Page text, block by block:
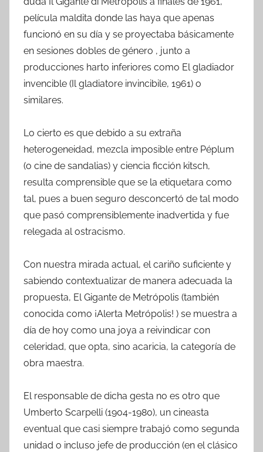
película maldita donde las haya que apenas
funcionó en su día y se proyectaba básicamente
en sesiones dobles de género , junto a
producciones harto inferiores como El gladiador
invencible (Il gladiatore invincibile, 1961) o
similares.
Lo cierto es que debido a su extraña
heterogeneidad, mezcla imposible entre Péplum
(o cine de sandalias) y ciencia ficción kitsch,
resulta comprensible que se la etiquetara como
tal, pues a buen seguro desconcertó de tal modo
que pasó comprensiblemente inadvertida y fue
relegada al ostracismo.
Con nuestra mirada actual, el cariño suficiente y
sabiendo contextualizar de manera adecuada la
propuesta, El Gigante de Metrópolis (también
conocida como ¡Alerta Metrópolis! ) se muestra a
día de hoy como una joya a reivindicar con
celeridad, que opta, sino acaricia, la categoría de
obra maestra.
El responsable de dicha gesta no es otro que
Umberto Scarpelli (1904-1980), un cineasta
eventual que casi siempre trabajó como segunda
unidad o incluso jefe de producción (en el clásico